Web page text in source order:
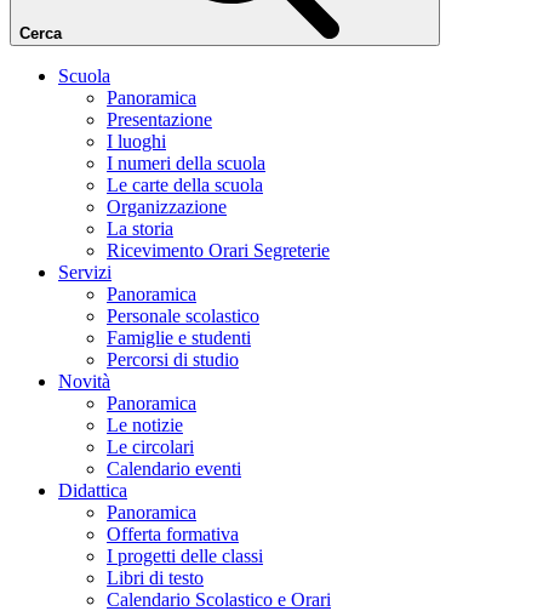
Cerca
Scuola
Panoramica
Presentazione
I luoghi
I numeri della scuola
Le carte della scuola
Organizzazione
La storia
Ricevimento Orari Segreterie
Servizi
Panoramica
Personale scolastico
Famiglie e studenti
Percorsi di studio
Novità
Panoramica
Le notizie
Le circolari
Calendario eventi
Didattica
Panoramica
Offerta formativa
I progetti delle classi
Libri di testo
Calendario Scolastico e Orari